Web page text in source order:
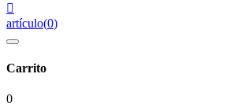

artículo(0)
Carrito
0